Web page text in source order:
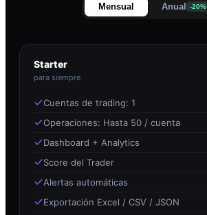
Mensual Anual -20%
Starter
para siempre
Cuentas de trading: 1
Operaciones: Hasta 50 / cuenta
Dashboard + Analytics
Score del Trader
Alertas automáticas
Exportación Excel / CSV / JSON